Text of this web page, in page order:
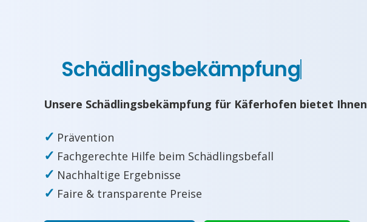
Schädlingsbekämpfung
Unsere Schädlingsbekämpfung für Käferhofen bietet Ihnen
✓ Prävention
✓ Fachgerechte Hilfe beim Schädlingsbefall
✓ Nachhaltige Ergebnisse
✓ Faire & transparente Preise